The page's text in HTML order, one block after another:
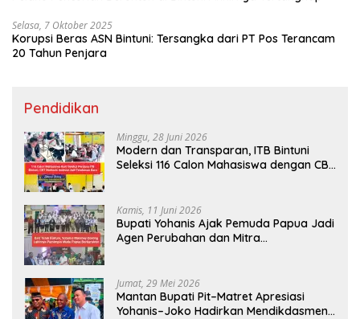
Selasa, 7 Oktober 2025
Korupsi Beras ASN Bintuni: Tersangka dari PT Pos Terancam
20 Tahun Penjara
Pendidikan
Minggu, 28 Juni 2026
Modern dan Transparan, ITB Bintuni
Seleksi 116 Calon Mahasiswa dengan CBT
Kamis, 11 Juni 2026
Bupati Yohanis Ajak Pemuda Papua Jadi
Agen Perubahan dan Mitra
Jumat, 29 Mei 2026
Mantan Bupati Pit–Matret Apresiasi
Yohanis–Joko Hadirkan Mendikdasmen